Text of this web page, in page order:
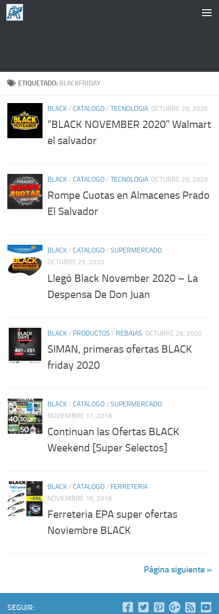
Saltar al contenido
ETIQUETADO: BLACKFRIDAY
BLACK/ CATALOGO/ TECNOLOGIA OCTUBRE 29, 2020
“BLACK NOVEMBER 2020” Walmart
el salvador
BLACK/ CATALOGO/ TECNOLOGIA OCTUBRE 29, 2020
Rompe Cuotas en Almacenes Prado
El Salvador
BLACK/ CATALOGO/ SUPERMERCADO
OCTUBRE 29, 2020
Llegó Black November 2020 – La
Despensa De Don Juan
BLACK/ PRODUCTOS / REBAJAS OCTUBRE 28, 2020
SIMAN, primeras ofertas BLACK
friday 2020
BLACK/ CATALOGO/ SUPERMERCADO
NOVIEMBRE 17, 2018
Continuan las Ofertas BLACK
Weekend [Super Selectos]
BLACK/ CATALOGO/ FERRETERIA
NOVIEMBRE 16, 2018
Ferreteria EPA super ofertas
Noviembre BLACK
Página siguiente »
SEGUIR: